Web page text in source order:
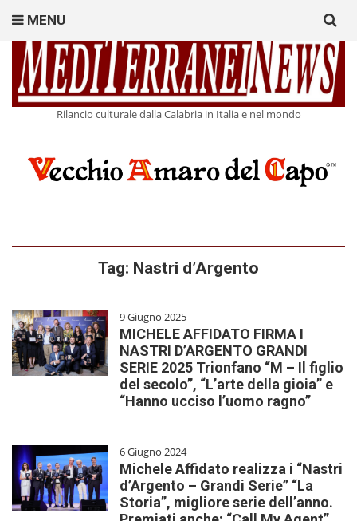
Rilancio culturale dalla Calabria in Italia e nel mondo
MENU
for:
Tag: Nastri d’Argento
9 Giugno 2025
MICHELE AFFIDATO FIRMA I
NASTRI D’ARGENTO GRANDI
SERIE 2025 Trionfano “M – Il figlio
del secolo”, “L’arte della gioia” e
“Hanno ucciso l’uomo ragno”
6 Giugno 2024
Michele Affidato realizza i “Nastri
d’Argento – Grandi Serie” “La
Storia”, migliore serie dell’anno.